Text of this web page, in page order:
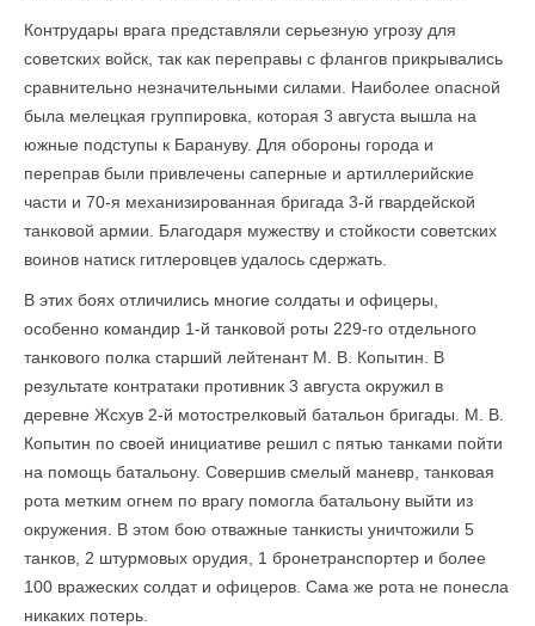
Контрудары врага представляли серьезную угрозу для
советских войск, так как переправы с флангов прикрывались
сравнительно незначительными силами. Наиболее опасной
была мелецкая группировка, которая 3 августа вышла на
южные подступы к Барануву. Для обороны города и
переправ были привлечены саперные и артиллерийские
части и 70-я механизированная бригада 3-й гвардейской
танковой армии. Благодаря мужеству и стойкости советских
воинов натиск гитлеровцев удалось сдержать.
В этих боях отличились многие солдаты и офицеры,
особенно командир 1-й танковой роты 229-го отдельного
танкового полка старший лейтенант М. В. Копытин. В
результате контратаки противник 3 августа окружил в
деревне Жсхув 2-й мотострелковый батальон бригады. М. В.
Копытин по своей инициативе решил с пятью танками пойти
на помощь батальону. Совершив смелый маневр, танковая
рота метким огнем по врагу помогла батальону выйти из
окружения. В этом бою отважные танкисты уничтожили 5
танков, 2 штурмовых орудия, 1 бронетранспортер и более
100 вражеских солдат и офицеров. Сама же рота не понесла
никаких потерь.